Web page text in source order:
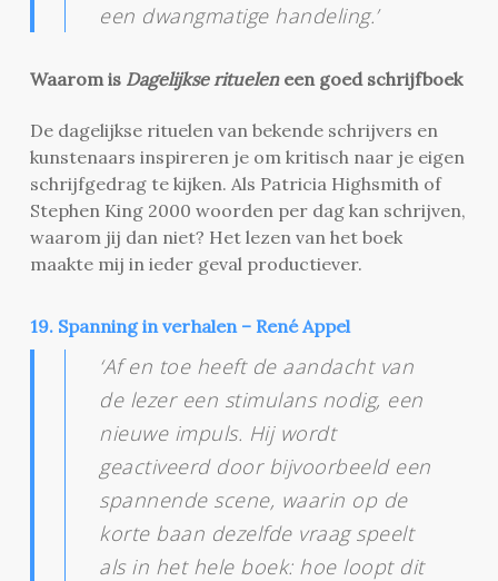
een dwangmatige handeling.’
Waarom is Dagelijkse ritueleneen goed schrijfboek
De dagelijkse rituelen van bekende schrijvers en
kunstenaars inspireren je om kritisch naar je eigen
schrijfgedrag te kijken. Als Patricia Highsmith of
Stephen King 2000 woorden per dag kan schrijven,
waarom jij dan niet? Het lezen van het boek
maakte mij in ieder geval productiever.
19. Spanning in verhalen – René Appel
‘Af en toe heeft de aandacht van
de lezer een stimulans nodig, een
nieuwe impuls. Hij wordt
geactiveerd door bijvoorbeeld een
spannende scene, waarin op de
korte baan dezelfde vraag speelt
als in het hele boek: hoe loopt dit